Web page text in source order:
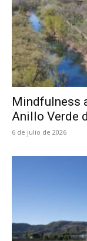
Mindfulness
Anillo Verde
6 de julio de 2026